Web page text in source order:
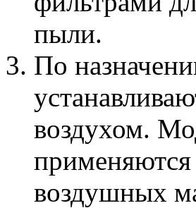
пыли.
По
воздухом.
применяются
воздушных